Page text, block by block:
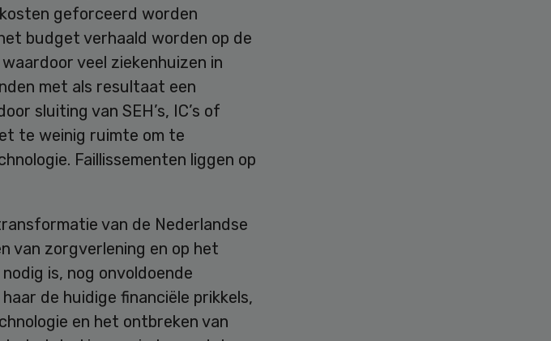
geforceerd worden
budget verhaald worden op de
veel ziekenhuizen in
met als resultaat een
sluiting van SEH’s, IC’s of
te weinig ruimte om te
Faillissementen liggen op
van de Nederlandse
van zorgverlening en op het
is, nog onvoldoende
de huidige financiële prikkels,
en het ontbreken van